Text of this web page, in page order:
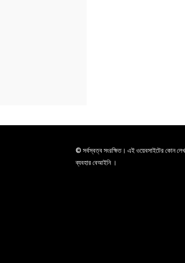
© সর্বস্বত্ব সংরক্ষিত। এই ওয়েবসাইটের কোন
ব্যবহার বেআইনি ।